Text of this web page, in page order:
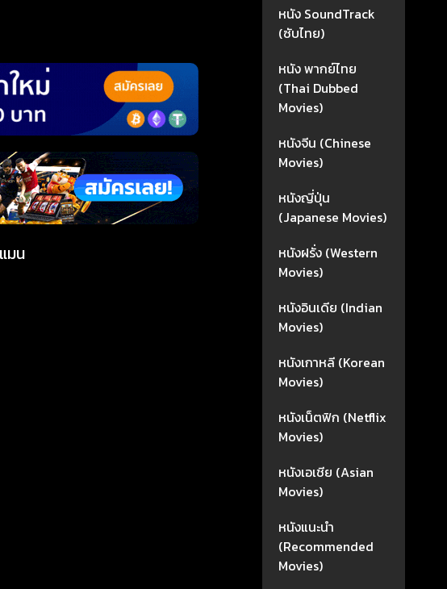
มน
หนัง SoundTrack
(ซับไทย)
หนัง พากย์ไทย
(Thai Dubbed
Movies)
หนังจีน (Chinese
Movies)
หนังญี่ปุ่น
(Japanese Movies)
หนังฝรั่ง (Western
Movies)
หนังอินเดีย (Indian
Movies)
หนังเกาหลี (Korean
Movies)
หนังเน็ตฟิก (Netflix
Movies)
หนังเอเชีย (Asian
Movies)
หนังแนะนำ
(Recommended
Movies)